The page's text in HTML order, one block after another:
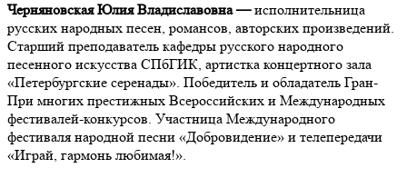
Черняновская Юлия Владиславовна —исполнительница
русских народных песен, романсов, авторских произведений.
Старший преподаватель кафедры русского народного
песенного искусства СПбГИК, артистка концертного зала
«Петербургские серенады». Победитель и обладатель Гран-
При многих престижных Всероссийских и Международных
фестивалей-конкурсов. Участница Международного
фестиваля народной песни «Добровидение» и телепередачи
«Играй, гармонь любимая!».